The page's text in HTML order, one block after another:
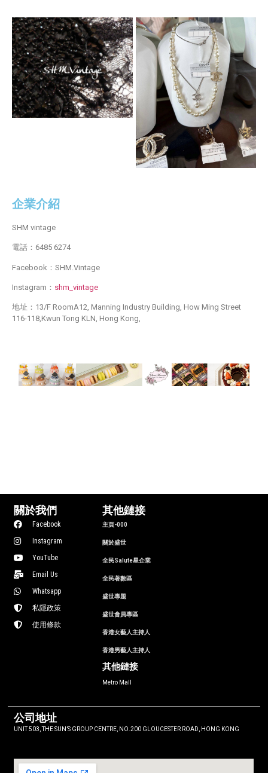
企業介紹
SHM vintage
電話：6485 6274
Facebook：SHM.Vintage
Instagram： shm_vintage
地址：13/F RoomA12, Manning Industry Building, How Ming Street
116-118,Kwun Tong KLN, Hong Kong,
關於我們
Facebook
Instagram
YouTube
Email Us
Whatsapp
私隱政策
使用條款
其他鏈接
主頁-000
關於盛世
全民Salute星企業
全民著數區
盛世專題
盛世會員專區
香港女藝人主持人
香港男藝人主持人
其他鏈接
Metro Mall
公司地址
UNIT 503, THE SUN’S GROUP CENTRE, NO.200 GLOUCESTER ROAD, HONG KONG